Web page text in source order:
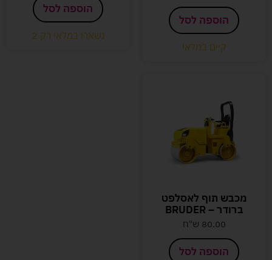
הוספה לסל
קיים במלאי
הוספה לסל
נשארו במלאי רק 2
מכבש תוף לאסלפט
ברודר – BRUDER
80.00 ש"ח
הוספה לסל